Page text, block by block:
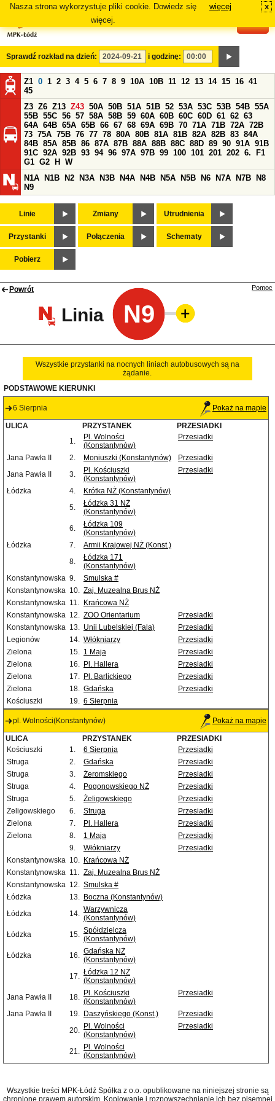
Nasza strona wykorzystuje pliki cookie. Dowiedz się
więcej.
więcej x
Sprawdź rozkład na dzień: i godzinę:
Z1 0 1 2 3 4 5 6 7 8 9 10A 10B 11 12 13 14 15 16 41
45
Z3 Z6 Z13 Z43 50A 50B 51A 51B 52 53A 53C 53B 54B 55A
55B 55C 56 57 58A 58B 59 60A 60B 60C 60D 61 62 63
64A 64B 65A 65B 66 67 68 69A 69B 70 71A 71B 72A 72B
73 75A 75B 76 77 78 80A 80B 81A 81B 82A 82B 83 84A
84B 85A 85B 86 87A 87B 88A 88B 88C 88D 89 90 91A 91B
91C 92A 92B 93 94 96 97A 97B 99 100 101 201 202 6.
F1
G1 G2 H
W
N1A
N1B N2 N3A N3B N4A N4B N5A N5B N6 N7A N7B
N8
N9
Linie Zmiany Utrudnienia
Przystanki Połączenia Schematy
Pobierz
Powrót
Linia N9
Pomoc
Wszystkie przystanki na nocnych liniach autobusowych są na
żądanie.
PODSTAWOWE KIERUNKI
6 Sierpnia Pokaż na mapie
ULICA PRZYSTANEK
PRZESIADKI
1.
Pl. Wolności
(Konstantynów)
Przesiadki
Jana Pawła II 2. Moniuszki (Konstantynów)
Przesiadki
Jana Pawła II
3.
Pl. Kościuszki
(Konstantynów)
Przesiadki
Łódzka 4.
Krótka NŻ (Konstantynów)
5.
Łódzka 31 NŻ
(Konstantynów)
6.
Łódzka 109
(Konstantynów)
Łódzka
7.
Armii Krajowej NŻ (Konst.)
8.
Łódzka 171
(Konstantynów)
Konstantynowska 9.
Smulska #
Konstantynowska 10. Zaj. Muzealna Brus NŻ
Konstantynowska 11.
Krańcowa NŻ
Konstantynowska 12. ZOO Orientarium
Przesiadki
Konstantynowska 13. Unii Lubelskiej (Fala)
Przesiadki
Legionów
14. Włókniarzy
Przesiadki
Zielona
15. 1 Maja
Przesiadki
Zielona
16. Pl. Hallera
Przesiadki
Zielona
17. Pl. Barlickiego
Przesiadki
Zielona
18. Gdańska
Przesiadki
Kościuszki
19. 6 Sierpnia
pl. Wolności(Konstantynów) Pokaż na mapie
ULICA PRZYSTANEK
PRZESIADKI
Kościuszki
1. 6 Sierpnia
Przesiadki
Struga
2. Gdańska
Przesiadki
Struga
3. Żeromskiego
Przesiadki
Struga
4. Pogonowskiego NŻ
Przesiadki
Struga
5. Żeligowskiego
Przesiadki
Żeligowskiego
6. Struga
Przesiadki
Zielona
7. Pl. Hallera
Przesiadki
Zielona
8. 1 Maja
Przesiadki
9.
Włókniarzy
Przesiadki
Konstantynowska 10. Krańcowa NŻ
Konstantynowska 11. Zaj. Muzealna Brus NŻ
Konstantynowska 12. Smulska #
Łódzka
13. Boczna (Konstantynów)
Łódzka
14. Warzywnicza
(Konstantynów)
Łódzka
15. Spółdzielcza
(Konstantynów)
Łódzka
16. Gdańska NŻ
(Konstantynów)
17. Łódzka 12 NŻ
(Konstantynów)
Jana Pawła II
18. Pl. Kościuszki
(Konstantynów)
Przesiadki
Jana Pawła II 19. Daszyńskiego (Konst.)
Przesiadki
20. Pl. Wolności
(Konstantynów)
Przesiadki
21. Pl. Wolności
(Konstantynów)
Wszystkie treści MPK-Łódź Spółka z o.o. opublikowane na niniejszej stronie są
chronione prawem autorskim. Kopiowanie i rozpowszechnianie ich bez pisemnej